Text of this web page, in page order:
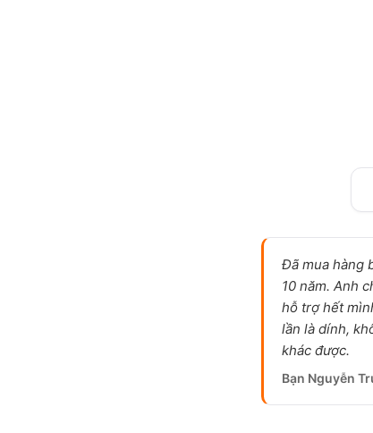
iPhone 16 Pro Max
Đã mua hàng
10 năm. Anh
hỗ trợ hết
lần là dính,
khác được.
Bạn Nguyễn